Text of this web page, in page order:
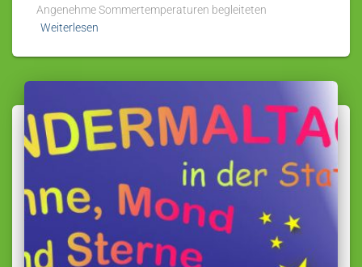
Angenehme Sommertemperaturen begleiteten
Weiterlesen